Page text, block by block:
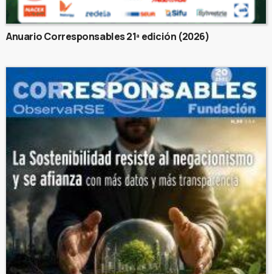
Anuario Corresponsables 21ª edición (2026)